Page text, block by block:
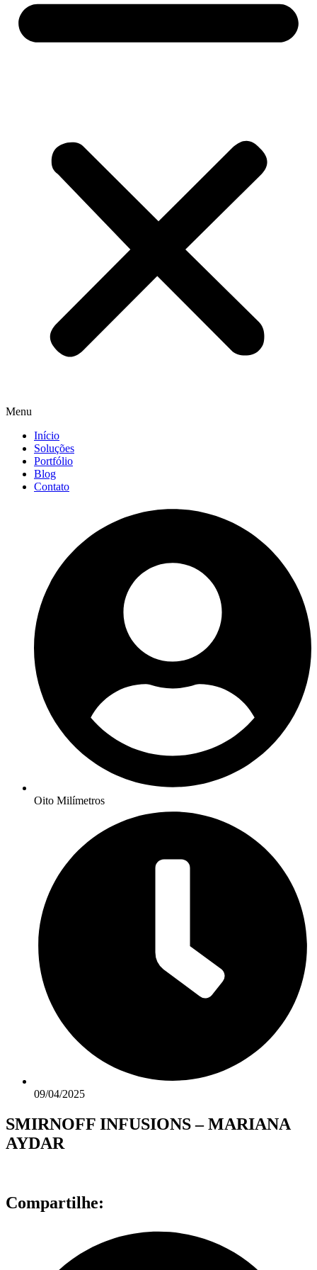
Menu
Início
Soluções
Portfólio
Blog
Contato
Oito Milímetros
09/04/2025
SMIRNOFF INFUSIONS – MARIANA
AYDAR
Compartilhe: